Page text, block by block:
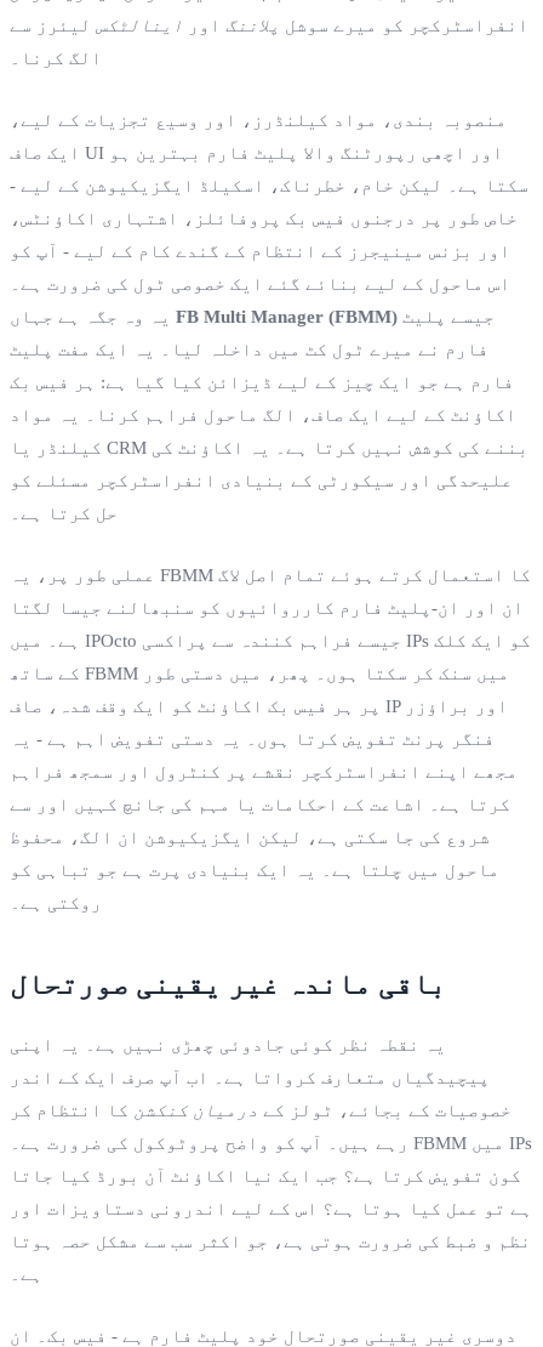
انفراسٹرکچر کو میرے سوشل پلاننگ اور اینالٹکس لیئرز سے
الگ کرنا۔
منصوبہ بندی، مواد کیلنڈرز، اور وسیع تجزیات کے لیے،
ایک صاف UI اور اچھی رپورٹنگ والا پلیٹ فارم بہترین ہو
سکتا ہے۔ لیکن خام، خطرناک، اسکیلڈ ایگزیکیوشن کے لیے -
خاص طور پر درجنوں فیس بک پروفائلز، اشتہاری اکاؤنٹس،
اور بزنس مینیجرز کے انتظام کے گندے کام کے لیے - آپ کو
اس ماحول کے لیے بنائے گئے ایک خصوصی ٹول کی ضرورت ہے۔
FB Multi Manager (FBMM)
فارم نے میرے ٹول کٹ میں داخلہ لیا۔ یہ ایک مفت پلیٹ
فارم ہے جو ایک چیز کے لیے ڈیزائن کیا گیا ہے: ہر فیس بک
اکاؤنٹ کے لیے ایک صاف، الگ ماحول فراہم کرنا۔ یہ مواد
کیلنڈر یا CRM بننے کی کوشش نہیں کرتا ہے۔ یہ اکاؤنٹ کی
علیحدگی اور سیکورٹی کے بنیادی انفراسٹرکچر مسئلے کو
حل کرتا ہے۔
عملی طور پر، یہ FBMM کا استعمال کرتے ہوئے تمام اصل لاگ
ان اور ان-پلیٹ فارم کارروائیوں کو سنبھالنے جیسا لگتا
ہے۔ میں IPOcto جیسے فراہم کنندہ سے پراکسی IPs کو ایک کلک
کے ساتھ FBMM میں سنک کر سکتا ہوں۔ پھر، میں دستی طور
پر ہر فیس بک اکاؤنٹ کو ایک وقف شدہ، صاف IP اور براؤزر
فنگر پرنٹ تفویض کرتا ہوں۔ یہ دستی تفویض اہم ہے - یہ
مجھے اپنے انفراسٹرکچر نقشے پر کنٹرول اور سمجھ فراہم
کرتا ہے۔ اشاعت کے احکامات یا مہم کی جانچ کہیں اور سے
شروع کی جا سکتی ہے، لیکن ایگزیکیوشن ان الگ، محفوظ
ماحول میں چلتا ہے۔ یہ ایک بنیادی پرت ہے جو تباہی کو
روکتی ہے۔
باقی ماندہ غیر یقینی صورتحال
یہ نقطہ نظر کوئی جادوئی چھڑی نہیں ہے۔ یہ اپنی
پیچیدگیاں متعارف کرواتا ہے۔ اب آپ صرف ایک کے اندر
خصوصیات کے بجائے، ٹولز کے درمیان کنکشن کا انتظام کر
رہے ہیں۔ آپ کو واضح پروٹوکول کی ضرورت ہے۔ FBMM میں IPs
کون تفویض کرتا ہے؟ جب ایک نیا اکاؤنٹ آن بورڈ کیا جاتا
ہے تو عمل کیا ہوتا ہے؟ اس کے لیے اندرونی دستاویزات اور
نظم و ضبط کی ضرورت ہوتی ہے، جو اکثر سب سے مشکل حصہ ہوتا
ہے۔
دوسری غیر یقینی صورتحال خود پلیٹ فارم ہے - فیس بک۔ ان